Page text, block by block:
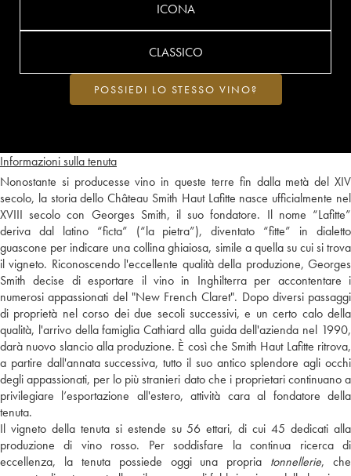
Informazioni sulla tenuta
Nonostante si producesse vino in queste terre fin dalla metà del XIV
secolo, la storia dello Château Smith Haut Lafitte nasce ufficialmente nel
XVIII secolo con Georges Smith, il suo fondatore. Il nome “Lafitte”
deriva dal latino “ficta” (“la pietra”), diventato “fitte” in dialetto
guascone per indicare una collina ghiaiosa, simile a quella su cui si trova
il vigneto. Riconoscendo l'eccellente qualità della produzione, Georges
Smith decise di esportare il vino in Inghilterra per accontentare i
numerosi appassionati del "New French Claret". Dopo diversi passaggi
di proprietà nel corso dei due secoli successivi, e un certo calo della
qualità, l'arrivo della famiglia Cathiard alla guida dell'azienda nel 1990,
darà nuovo slancio alla produzione. È così che Smith Haut Lafitte ritrova,
a partire dall'annata successiva, tutto il suo antico splendore agli occhi
degli appassionati, per lo più stranieri dato che i proprietari continuano a
privilegiare l’esportazione all'estero, attività cara al fondatore della
tenuta.
Il vigneto della tenuta si estende su 56 ettari, di cui 45 dedicati alla
produzione di vino rosso. Per soddisfare la continua ricerca di
eccellenza, la tenuta possiede oggi una propria tonnellerie, che
ICONA
CLASSICO
POSSIEDI LO STESSO VINO?